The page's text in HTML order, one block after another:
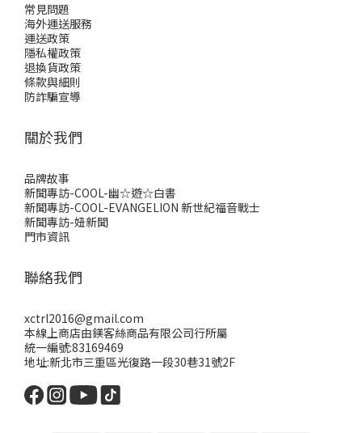
常見問題
海外運送服務
運送政策
隱私權政策
退換貨政策
條款與細則
防詐騙宣導
關於我們
品牌故事
新聞專訪-COOL-幽☆遊☆白書
新聞專訪-COOL-EVANGELION 新世紀福音戰士
新聞專訪-妞新聞
門市資訊
聯絡我們
xctrl2016@gmail.com
本線上商店由鎂客絲商品有限公司行所屬
統一編號:83169469
地址:新北市三重區光復路一段30巷31號2F